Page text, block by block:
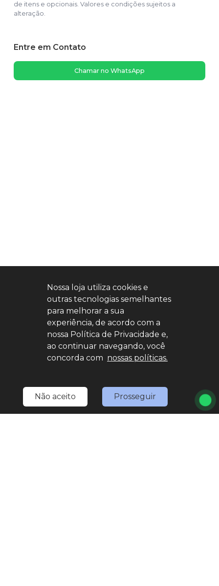
de itens e opcionais. Valores e condições sujeitos a
alteração.
Entre em Contato
Chamar no WhatsApp
Nossa loja utiliza cookies e
outras tecnologias semelhantes
para melhorar a sua
experiência, de acordo com a
nossa Política de Privacidade e,
ao continuar navegando, você
concorda com nossas políticas.
Não aceito Prosseguir